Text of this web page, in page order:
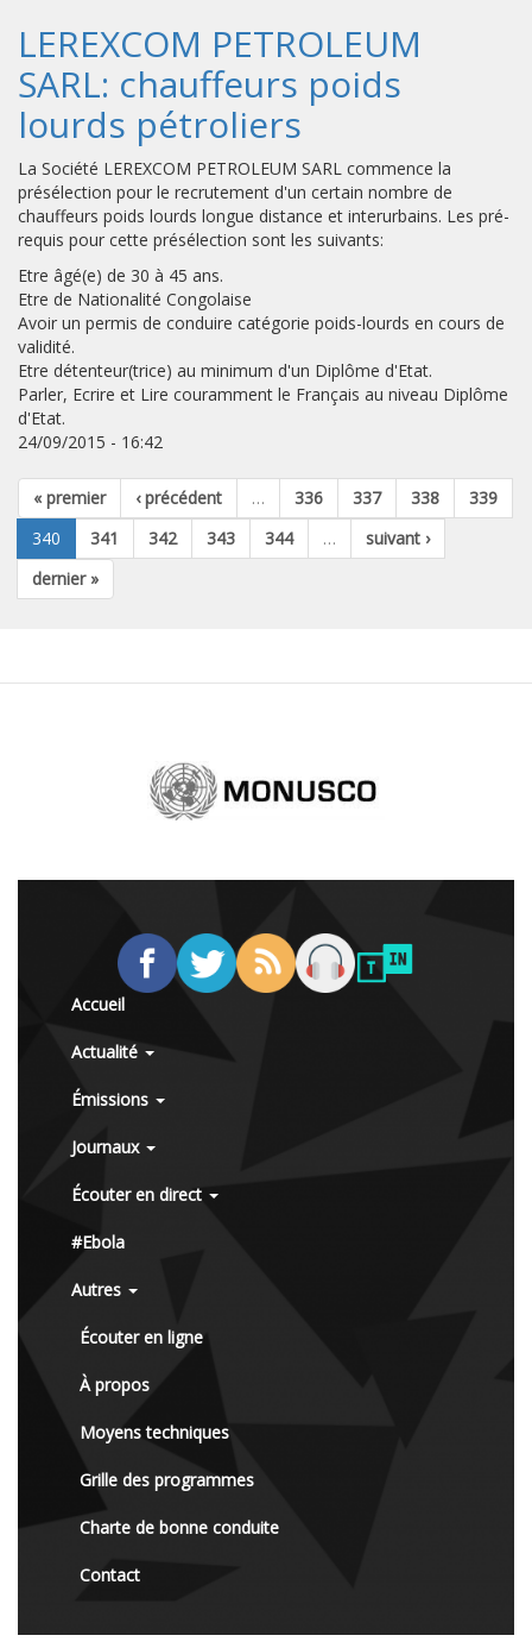
LEREXCOM PETROLEUM
SARL: chauffeurs poids
lourds pétroliers
La Société LEREXCOM PETROLEUM SARL commence la
présélection pour le recrutement d'un certain nombre de
chauffeurs poids lourds longue distance et interurbains. Les pré-
requis pour cette présélection sont les suivants:
Etre âgé(e) de 30 à 45 ans.
Etre de Nationalité Congolaise
Avoir un permis de conduire catégorie poids-lourds en cours de
validité.
Etre détenteur(trice) au minimum d'un Diplôme d'Etat.
Parler, Ecrire et Lire couramment le Français au niveau Diplôme
d'Etat.
24/09/2015 - 16:42
« premier ‹ précédent … 336 337 338
339
340
341 342 343 344 …
suivant ›
dernier »
Accueil
Actualité
Émissions
Journaux
Écouter en direct
#Ebola
Autres
Écouter en ligne
À propos
Moyens techniques
Grille des programmes
Charte de bonne conduite
Contact